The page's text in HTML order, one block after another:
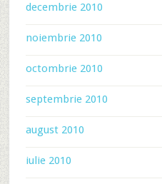
decembrie 2010
noiembrie 2010
octombrie 2010
septembrie 2010
august 2010
iulie 2010